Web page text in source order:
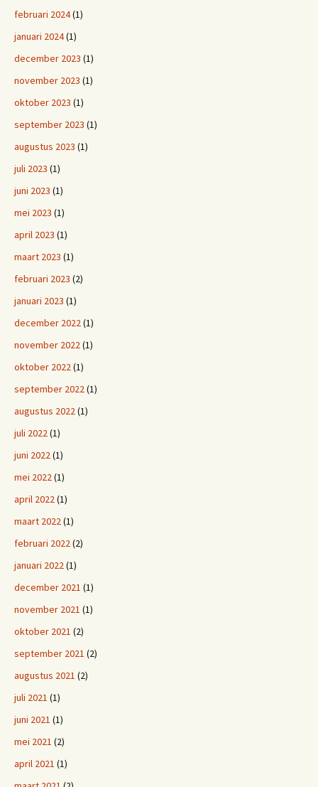
februari 2024(1)
januari 2024(1)
december 2023 (1)
november 2023 (1)
oktober 2023 (1)
september 2023 (1)
augustus 2023 (1)
juli 2023 (1)
juni 2023 (1)
mei 2023 (1)
april 2023 (1)
maart 2023 (1)
februari 2023 (2)
januari 2023 (1)
december 2022(1)
november 2022(1)
oktober 2022(1)
september 2022(1)
augustus 2022(1)
juli 2022(1)
juni 2022(1)
mei 2022(1)
april 2022(1)
maart 2022(1)
februari 2022(2)
januari 2022(1)
december 2021 (1)
november 2021 (1)
oktober 2021 (2)
september 2021 (2)
augustus 2021 (2)
juli 2021 (1)
juni 2021 (1)
mei 2021 (2)
april 2021 (1)